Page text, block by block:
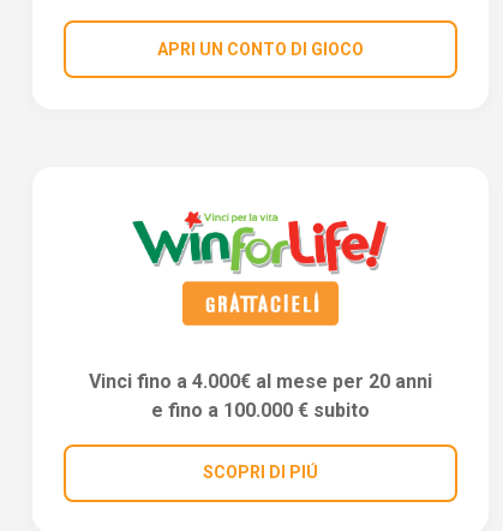
APRI UN CONTO DI GIOCO
Vinci fino a 4.000€ al mese per 20 anni
e fino a 100.000 € subito
SCOPRI DI PIÚ